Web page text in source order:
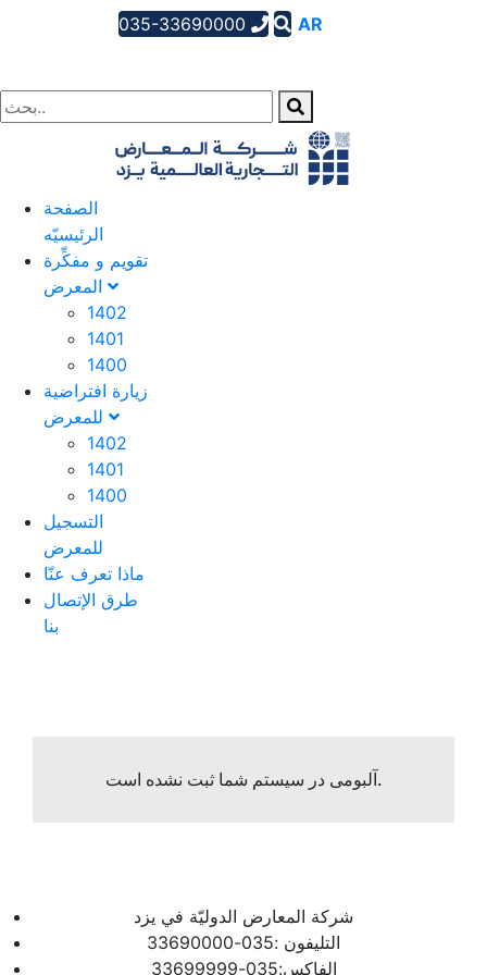
035-33690000 AR
الصفحة
الرئیسیّه
تقویم و مفکِّرة
1402
1401
1400
زيارة افتراضية
1402
1401
1400
التسجیل
للمعرض
ماذا تعرف عنّا
طرق الإتصال
بنا
آلبومی در سیستم شما ثبت نشده است.
شرکة المعارض الدولیّة في یزد
التلیفون :035-33690000
الفاکس:035-33699999